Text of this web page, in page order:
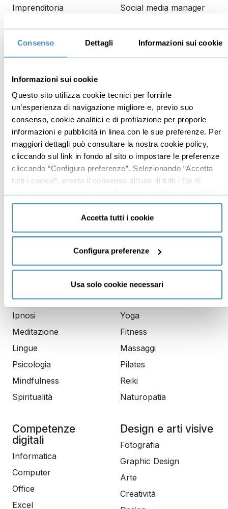
Consenso Dettagli Informazioni sui cookie
Informazioni sui cookie
Questo sito utilizza cookie tecnici per fornirle
un’esperienza di navigazione migliore e, previo suo
consenso, cookie analitici e di profilazione per proporle
informazioni e pubblicità in linea con le sue preferenze. Per
maggiori dettagli può consultare la nostra cookie policy,
cliccando sul link in fondo al sito o impostare le preferenze
cliccando “Configura preferenze”. Selezionando “Accetta
tutti i cookie”, presta il consenso all’uso di tutti i tipi di
cookie mentre può revocare il consenso cliccando su “Usa
solo cookie necessari” e saranno attivati i soli cookie
tecnici necessari al corretto funzionamento del sito.
Accetta tutti i cookie
Configura preferenze
Usa solo cookie necessari
Imprenditoria
Vendita
Branding
Marketing
Produttività
Gestione aziendale
Social media manager
Google
Data analyst
Educazione
finanziaria
Investimenti
Trading
Comunicazione
Copywriting
PNL
Dizione
Public speaking
Scrittura
Lingue
Crescita Personale
Ipnosi
Meditazione
Lingue
Psicologia
Mindfulness
Spiritualità
Benessere
Yoga
Fitness
Massaggi
Pilates
Reiki
Naturopatia
Competenze
digitali
Informatica
Computer
Office
Excel
Design e arti visive
Fotografia
Graphic Design
Arte
Creatività